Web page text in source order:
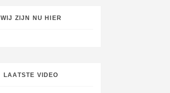
WIJ ZIJN NU HIER
LAATSTE VIDEO